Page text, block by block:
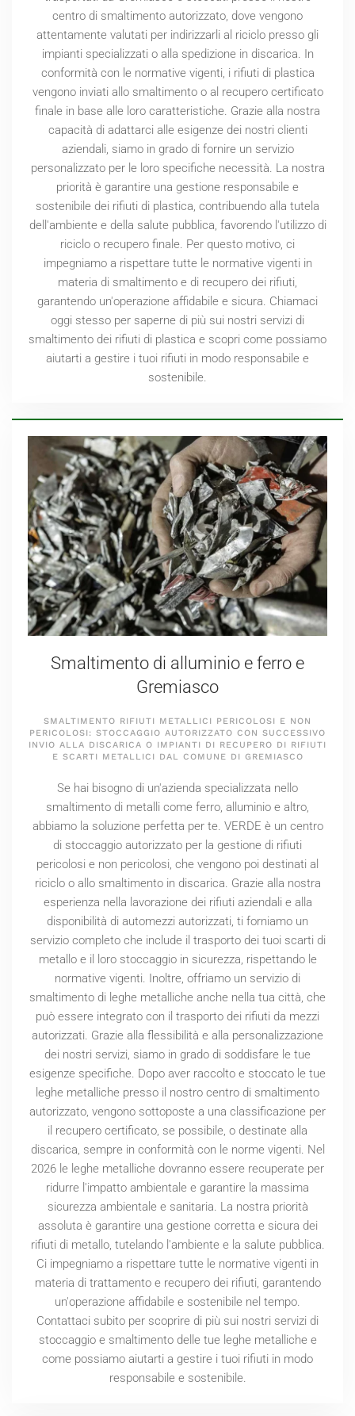
centro di smaltimento autorizzato, dove vengono
attentamente valutati per indirizzarli al riciclo presso gli
impianti specializzati o alla spedizione in discarica. In
conformità con le normative vigenti, i rifiuti di plastica
vengono inviati allo smaltimento o al recupero certificato
finale in base alle loro caratteristiche. Grazie alla nostra
capacità di adattarci alle esigenze dei nostri clienti
aziendali, siamo in grado di fornire un servizio
personalizzato per le loro specifiche necessità. La nostra
priorità è garantire una gestione responsabile e
sostenibile dei rifiuti di plastica, contribuendo alla tutela
dell'ambiente e della salute pubblica, favorendo l'utilizzo di
riciclo o recupero finale. Per questo motivo, ci
impegniamo a rispettare tutte le normative vigenti in
materia di smaltimento e di recupero dei rifiuti,
garantendo un'operazione affidabile e sicura. Chiamaci
oggi stesso per saperne di più sui nostri servizi di
smaltimento dei rifiuti di plastica e scopri come possiamo
aiutarti a gestire i tuoi rifiuti in modo responsabile e
sostenibile.
Smaltimento di alluminio e ferro e
Gremiasco
SMALTIMENTO RIFIUTI METALLICI PERICOLOSI E NON
PERICOLOSI: STOCCAGGIO AUTORIZZATO CON SUCCESSIVO
INVIO ALLA DISCARICA O IMPIANTI DI RECUPERO DI RIFIUTI
E SCARTI METALLICI DAL COMUNE DI GREMIASCO
Se hai bisogno di un'azienda specializzata nello
smaltimento di metalli come ferro, alluminio e altro,
abbiamo la soluzione perfetta per te. VERDE è un centro
di stoccaggio autorizzato per la gestione di rifiuti
pericolosi e non pericolosi, che vengono poi destinati al
riciclo o allo smaltimento in discarica. Grazie alla nostra
esperienza nella lavorazione dei rifiuti aziendali e alla
disponibilità di automezzi autorizzati, ti forniamo un
servizio completo che include il trasporto dei tuoi scarti di
metallo e il loro stoccaggio in sicurezza, rispettando le
normative vigenti. Inoltre, offriamo un servizio di
smaltimento di leghe metalliche anche nella tua città, che
può essere integrato con il trasporto dei rifiuti da mezzi
autorizzati. Grazie alla flessibilità e alla personalizzazione
dei nostri servizi, siamo in grado di soddisfare le tue
esigenze specifiche. Dopo aver raccolto e stoccato le tue
leghe metalliche presso il nostro centro di smaltimento
autorizzato, vengono sottoposte a una classificazione per
il recupero certificato, se possibile, o destinate alla
discarica, sempre in conformità con le norme vigenti. Nel
2026 le leghe metalliche dovranno essere recuperate per
ridurre l'impatto ambientale e garantire la massima
sicurezza ambientale e sanitaria. La nostra priorità
assoluta è garantire una gestione corretta e sicura dei
rifiuti di metallo, tutelando l'ambiente e la salute pubblica.
Ci impegniamo a rispettare tutte le normative vigenti in
materia di trattamento e recupero dei rifiuti, garantendo
un'operazione affidabile e sostenibile nel tempo.
Contattaci subito per scoprire di più sui nostri servizi di
stoccaggio e smaltimento delle tue leghe metalliche e
come possiamo aiutarti a gestire i tuoi rifiuti in modo
responsabile e sostenibile.